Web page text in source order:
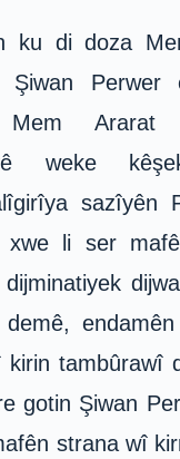
ku di doza
Şiwan Perwer
Mem
weke
sazîyên
li ser
tambûrawî
gotin Şiwan
strana wî